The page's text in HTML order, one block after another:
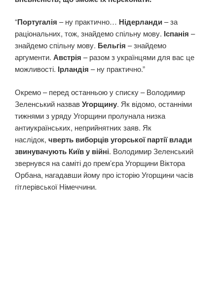
“Португалія – ну практично… Нідерланди– за
раціональних, тож, знайдемо спільну мову. Іспанія –
знайдемо спільну мову. Бельгія – знайдемо
аргументи. Австрія – разом з українцями для вас це
можливості. Ірландія – ну практично.”
Окремо – перед останньою у списку – Володимир
Зеленський назвавУгорщину. Як відомо, останніми
тижнями з уряду Угорщини пролунала низка
антиукраїнських, неприйнятних заяв. Як
наслідок, чверть виборців угорської партії влади
звинувачують Київ у війні. Володимир Зеленський
звернувся на саміті до прем’єра Угорщини Віктора
Орбана, нагадавши йому про історію Угорщини часів
гітлерівської Німеччини.